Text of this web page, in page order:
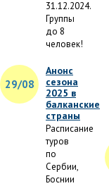
31.12.2024.
Группы
до 8
человек!
29/08
Анонс
сезона
2025 в
балканские
страны
Расписание
туров
по
Сербии,
Боснии